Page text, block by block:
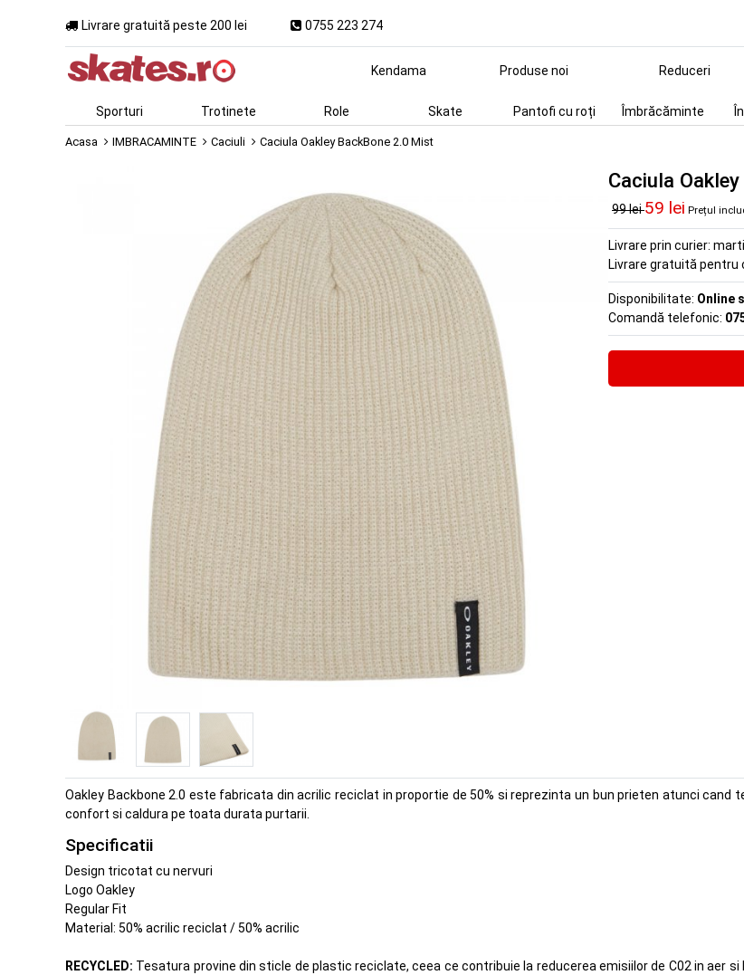
Livrare gratuită peste 200 lei 0755 223 274
Kendama Produse noi Reduceri
Sporturi Trotinete Role Skate Pantofi cu roți Îmbrăcăminte
Acasa IMBRACAMINTE Caciuli Caciula Oakley BackBone 2.0 Mist
Caciula
99 lei59 lei Prețul
Livrare prin curier:
Livrare gratuită pentru
Disponibilitate: Online
Comandă telefonic:
Oakley Backbone 2.0 este fabricata din acrilic reciclat in proportie de 50% si reprezinta un bun prieten atunci
confort si caldura pe toata durata purtarii.
Specificatii
Design tricotat cu nervuri
Logo Oakley
Regular Fit
Material: 50% acrilic reciclat / 50% acrilic
RECYCLED: Tesatura provine din sticle de plastic reciclate, ceea ce contribuie la reducerea emisiilor de C02 in aer